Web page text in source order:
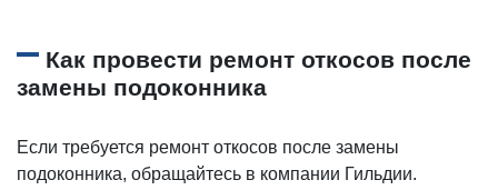
Как провести ремонт откосов после
замены подоконника
Если требуется ремонт откосов после замены
подоконника, обращайтесь в компании Гильдии.